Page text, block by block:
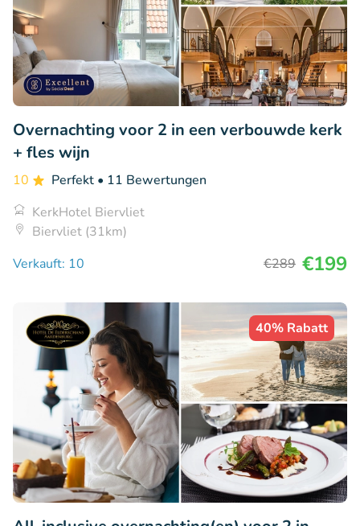
Overnachting voor 2 in een verbouwde kerk
+ fles wijn
10 Perfekt • 11 Bewertungen
KerkHotel Biervliet
Biervliet (31km)
Verkauft: 10
€289 €199
40% Rabatt